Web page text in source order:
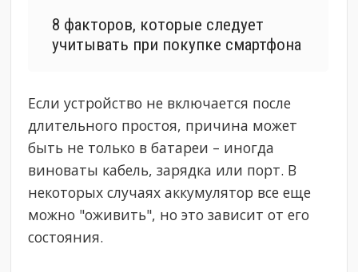
8 факторов, которые следует
учитывать при покупке смартфона
Если устройство не включается после
длительного простоя, причина может
быть не только в батареи – иногда
виноваты кабель, зарядка или порт. В
некоторых случаях аккумулятор все еще
можно "оживить", но это зависит от его
состояния.